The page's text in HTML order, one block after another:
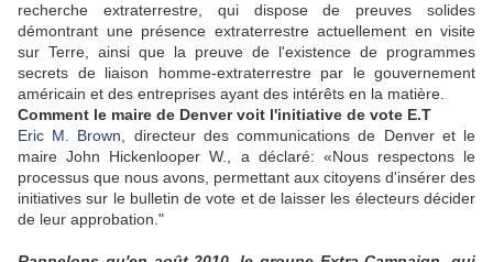
recherche extraterrestre, qui dispose de preuves solides
démontrant une présence extraterrestre actuellement en visite
sur Terre, ainsi que la preuve de l'existence de programmes
secrets de liaison homme-extraterrestre par le gouvernement
américain et des entreprises ayant des intérêts en la matière.
Comment le maire de Denver voit l'initiative de vote E.T
Eric M. Brown , directeur des communications de Denver et le
maire John Hickenlooper W., a déclaré: «Nous respectons le
processus que nous avons, permettant aux citoyens d'insérer des
initiatives sur le bulletin de vote et de laisser les électeurs décider
de leur approbation."